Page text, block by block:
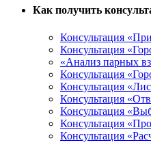
Как получить
Консультация
Консультация
«Анализ парных
Консультация
Консультация
Консультация
Консультация
Консультация
Консультация